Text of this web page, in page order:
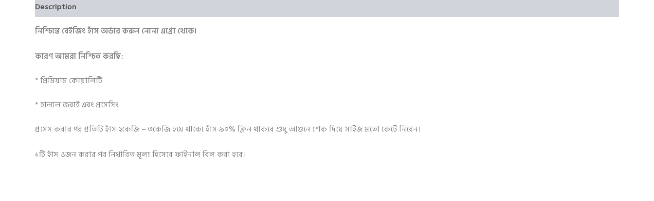
Description
নিশ্চিন্তেবেইজিং হাঁসঅর্ডার করুন নোনা এগ্রো থেকে।
কারণ আমরা নিশ্চিত করছি:
* প্রিমিয়াম কোয়ালিটি
* হালাল জবাই এবং প্রসেসিং
প্রসেস করার পর প্রতিটি হাঁস ২কেজি – ৩কেজি হয়ে থাকে। হাঁস ৯০% ক্লিন থাকবে শুধু আগুনে শেক দিয়ে সাইজ মতো কেটে নিবেন।
১টি হাঁস ওজন করার পর নির্ধারিত মূল্য হিসেবে ফাইনাল বিল করা হবে।